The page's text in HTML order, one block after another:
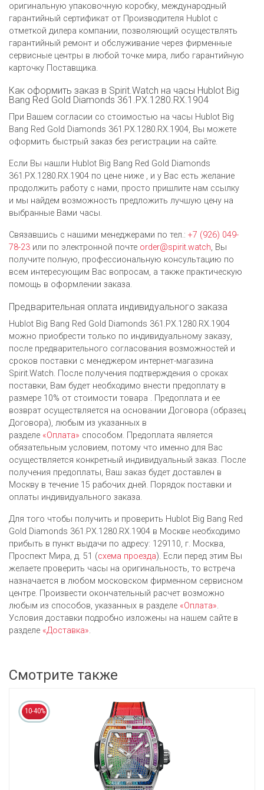
оригинальную упаковочную коробку, международный
гарантийный сертификат от Производителя Hublot c
отметкой дилера компании, позволяющий осуществлять
гарантийный ремонт и обслуживание через фирменные
сервисные центры в любой точке мира, либо гарантийную
карточку Поставщика.
Как оформить заказ в Spirit.Watch на часы Hublot Big
Bang Red Gold Diamonds 361.PX.1280.RX.1904
При Вашем согласии со стоимостью на часы Hublot Big
Bang Red Gold Diamonds 361.PX.1280.RX.1904, Вы можете
оформить быстрый заказ без регистрации на сайте.
Если Вы нашли Hublot Big Bang Red Gold Diamonds
361.PX.1280.RX.1904 по цене ниже , и у Вас есть желание
продолжить работу с нами, просто пришлите нам ссылку
и мы найдем возможность предложить лучшую цену на
выбранные Вами часы.
Связавшись с нашими менеджерами по тел.: +7 (926) 049-
78-23 или по электронной почте order@spirit.watch, Вы
получите полную, профессиональную консультацию по
всем интересующим Вас вопросам, а также практическую
помощь в оформлении заказа.
Предварительная оплата индивидуального заказа
Hublot Big Bang Red Gold Diamonds 361.PX.1280.RX.1904
можно приобрести только по индивидуальному заказу,
после предварительного согласования возможностей и
сроков поставки с менеджером интернет-магазина
Spirit.Watch. После получения подтверждения о сроках
поставки, Вам будет необходимо внести предоплату в
размере 10% от стоимости товара . Предоплата и ее
возврат осуществляется на основании Договора (образец
Договора), любым из указанных в
разделе «Оплата» способом. Предоплата является
обязательным условием, потому что именно для Вас
осуществляется конкретный индивидуальный заказ. После
получения предоплаты, Ваш заказ будет доставлен в
Москву в течение 15 рабочих дней. Порядок поставки и
оплаты индивидуального заказа.
Для того чтобы получить и проверить Hublot Big Bang Red
Gold Diamonds 361.PX.1280.RX.1904 в Москве необходимо
прибыть в пункт выдачи по адресу: 129110, г. Москва,
Проспект Мира, д. 51 (схема проезда). Если перед этим Вы
желаете проверить часы на оригинальность, то встреча
назначается в любом московском фирменном сервисном
центре. Произвести окончательный расчет возможно
любым из cпособов, указанных в разделе «Оплата».
Условия доставки подробно изложены на нашем сайте в
разделе «Доставка».
Смотрите также
10-40%